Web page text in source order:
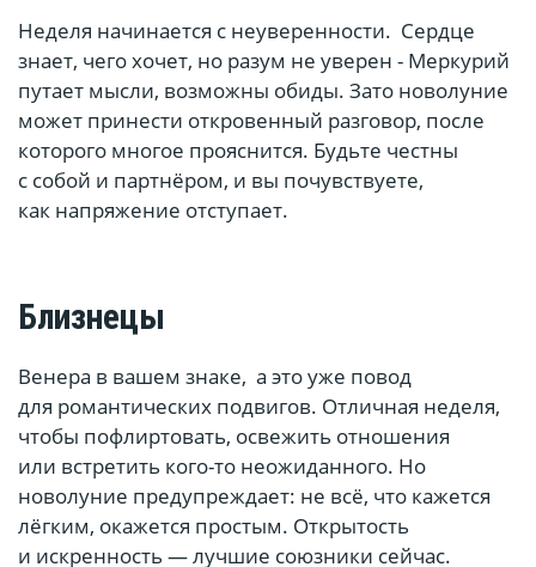
Неделя начинается с неуверенности. Сердце
знает, чего хочет, но разум не уверен - Меркурий
путает мысли, возможны обиды. Зато новолуние
может принести откровенный разговор, после
которого многое прояснится. Будьте честны
с собой и партнёром, и вы почувствуете,
как напряжение отступает.
Близнецы
Венера в вашем знаке, а это уже повод
для романтических подвигов. Отличная неделя,
чтобы пофлиртовать, освежить отношения
или встретить кого-то неожиданного. Но
новолуние предупреждает: не всё, что кажется
лёгким, окажется простым. Открытость
и искренность — лучшие союзники сейчас.